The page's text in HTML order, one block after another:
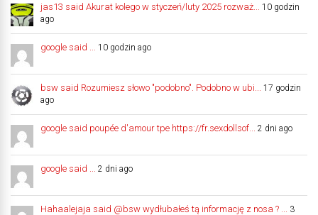
jas13 said Akurat kolego w styczeń/luty 2025 rozważ...
10 godzin
ago
google said ... 10 godzin ago
bsw said Rozumiesz słowo "podobno". Podobno w ubi...
17 godzin
ago
google said poupée d'amour tpe https://fr.sexdollsof... 2 dni ago
google said ... 2 dni ago
Hahaalejaja said @bsw wydłubałeś tą informację z nosa ? ...
3